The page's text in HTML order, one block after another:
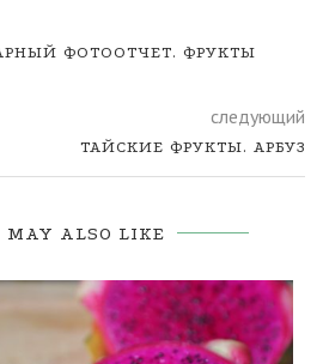
ФОТООТЧЕТ. ФРУКТЫ
следующий
ТАЙСКИЕ ФРУКТЫ. АРБУЗ
MAY ALSO LIKE